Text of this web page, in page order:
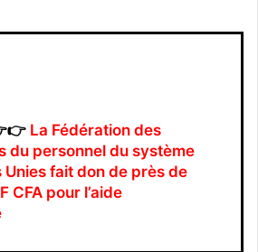
La Fédération des
du personnel du système
Unies fait don de près de
CFA pour l’aide